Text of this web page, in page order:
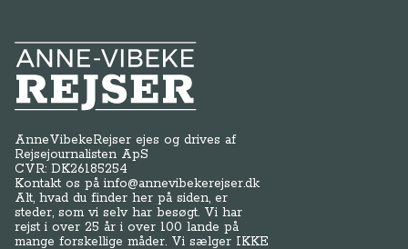
Anne-Vibeke Rejser
AnneVibekeRejser ejes og drives af
Rejsejournalisten ApS
CVR: DK26185254
Kontakt os påinfo@annevibekerejser.dk
Alt, hvad du finder her på siden, er
steder, som vi selv har besøgt. Vi har
rejst i over 25 år i over 100 lande på
mange forskellige måder. Vi sælger IKKE